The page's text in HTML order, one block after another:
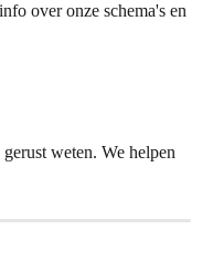
over onze schema's en
weten. We helpen